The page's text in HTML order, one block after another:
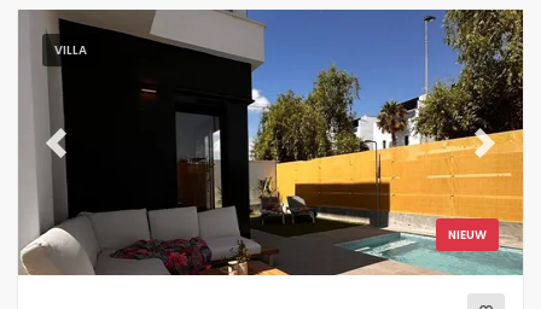
VILLA
NIEUW
Previous Next